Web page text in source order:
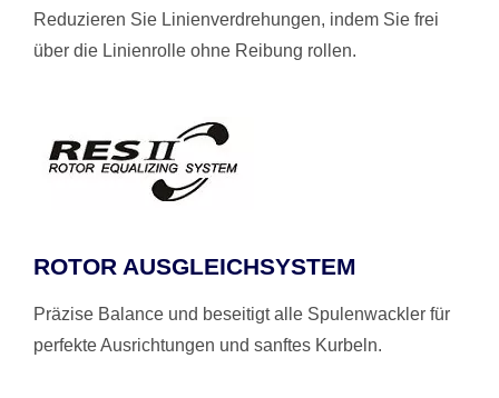
Reduzieren Sie Linienverdrehungen, indem Sie frei
über die Linienrolle ohne Reibung rollen.
ROTOR AUSGLEICHSYSTEM
Präzise Balance und beseitigt alle Spulenwackler für
perfekte Ausrichtungen und sanftes Kurbeln.